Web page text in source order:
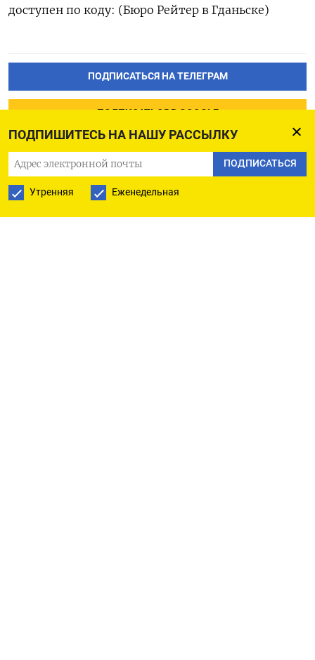
ПОДПИШИТЕСЬ НА НАШУ РАССЫЛКУ
ПОДПИСАТЬСЯ
Утренняя Еженедельная
доступен по коду: (Бюро Рейтер в Гданьске)
ПОДПИСАТЬСЯ НА ТЕЛЕГРАМ
ПОДПИСАТЬСЯ В GOOGLE